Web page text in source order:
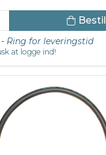
Bestil
Ring for leveringstid
at logge ind!